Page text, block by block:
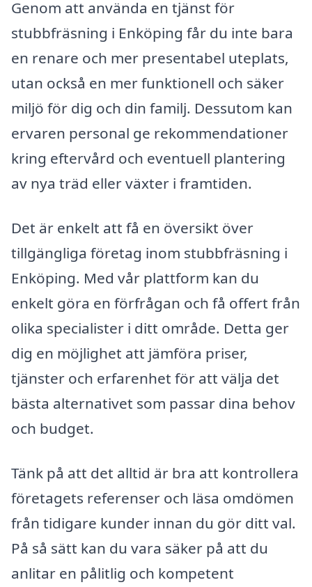
Genom att använda en tjänst för
stubbfräsning i Enköping får du inte bara
en renare och mer presentabel uteplats,
utan också en mer funktionell och säker
miljö för dig och din familj. Dessutom kan
ervaren personal ge rekommendationer
kring eftervård och eventuell plantering
av nya träd eller växter i framtiden.
Det är enkelt att få en översikt över
tillgängliga företag inom stubbfräsning i
Enköping. Med vår plattform kan du
enkelt göra en förfrågan och få offert från
olika specialister i ditt område. Detta ger
dig en möjlighet att jämföra priser,
tjänster och erfarenhet för att välja det
bästa alternativet som passar dina behov
och budget.
Tänk på att det alltid är bra att kontrollera
företagets referenser och läsa omdömen
från tidigare kunder innan du gör ditt val.
På så sätt kan du vara säker på att du
anlitar en pålitlig och kompetent